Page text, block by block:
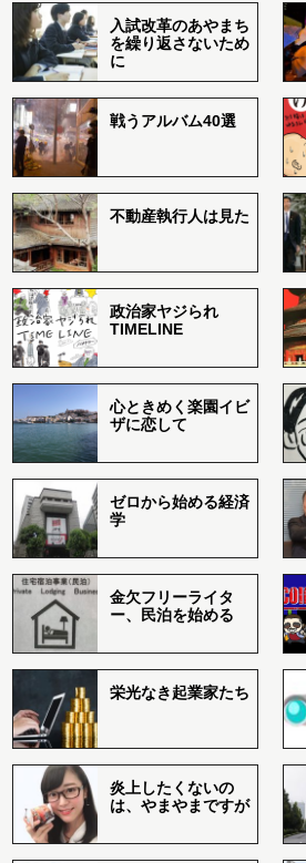
入試改革のあやまち
を繰り返さないため
に
戦うアルバム40選
不動産執行人は見た
政治家ヤジられ
TIMELINE
心ときめく楽園イビ
ザに恋して
ゼロから始める経済
学
金欠フリーライタ
ー、民泊を始める
栄光なき起業家たち
炎上したくないの
は、やまやまですが